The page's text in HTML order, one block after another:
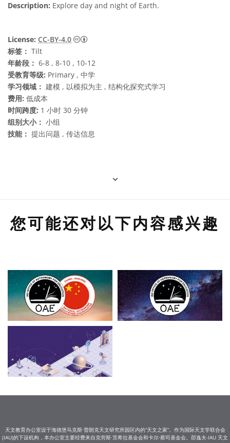
Description: Explore day and night of Earth.
License: CC-BY-4.0
知识共享许可协议 署名 4.0 国际 (CC BY
标签： Tilt
年龄段： 6-8 , 8-10 , 10-12
受教育等级: Primary , 中学
学习领域： 建模 , 以模拟为主 , 结构化探究式学习
费用: 低成本
时间跨度: 1 小时 30 分钟
组别大小： 小组
技能： 提出问题 , 传达信息
您可能还对以下内容感兴趣
天文教育办公室设于海德堡马克斯·普朗克天文研究所园区内的“天文之家”。作为国际天文学联合会
(IAU)的下设机构，本办公室主要经费来自克劳斯·茨希拉基金会和卡尔·蔡司基金会。邵逸夫-IAU 天文